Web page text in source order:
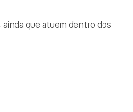
que atuem dentro dos